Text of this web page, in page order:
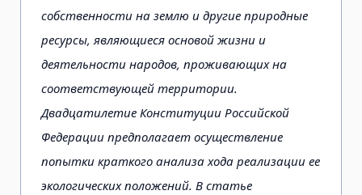
собственности на землю и другие природные
ресурсы, являющиеся основой жизни и
деятельности народов, про­живающих на
соответствующей территории.
Двадцатилетие Конституции Российской
Федерации предполагает осуществление
попытки краткого анализа хода реализации ее
экологических положений. В статье